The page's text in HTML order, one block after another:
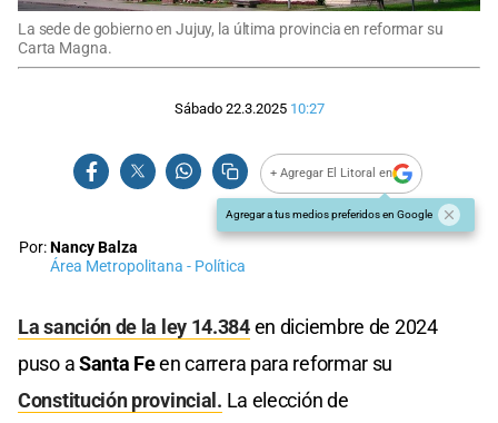
La sede de gobierno en Jujuy, la última provincia en reformar su
Carta Magna.
Sábado 22.3.2025 10:27
+ Agregar El Litoral en
Agregar a tus medios preferidos en Google
Por:Nancy Balza
Área Metropolitana - Política
La sanción de la ley 14.384en diciembre de 2024
puso aSanta Feen carrera para reformar su
Constitución provincial. La elección de